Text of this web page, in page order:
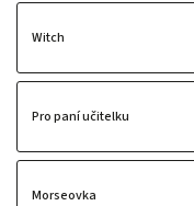
Witch
Pro paní učitelku
Morseovka